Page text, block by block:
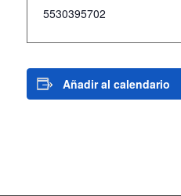
5530395702
Añadir al calendario